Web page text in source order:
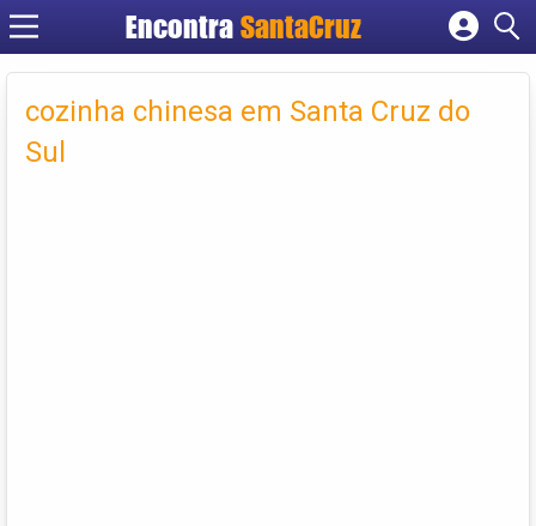
Encontra
Cadastrar empresa
Criar conta
cozinha chinesa em Santa Cruz do
Sul